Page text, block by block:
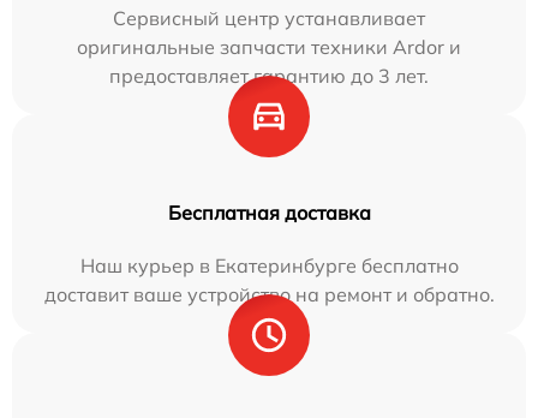
Сервисный центр устанавливает
оригинальные запчасти техники Ardor и
предоставляет гарантию до 3 лет.
Бесплатная доставка
Наш курьер в Екатеринбурге бесплатно
доставит ваше устройство на ремонт и обратно.